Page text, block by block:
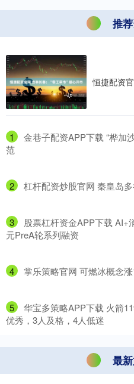
推
恒捷配资
1
金巷子配资APP下载 “桦加
范
2 杠杆配资炒股官网 秦皇岛
3
股票杠杆资金APP下载 AI+
元PreA轮系列融资
4 掌乐策略官网 可燃冰概念
5
华宝多策略APP下载 火箭
优秀，3人及格，4人低迷
最